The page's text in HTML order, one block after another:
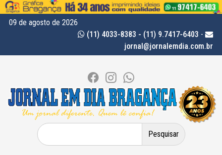
09 de agosto de 2026
(11) 4033-8383 - (11) 9.7417-6403 -
jornal@jornalemdia.com.br
Pesquisar
por: